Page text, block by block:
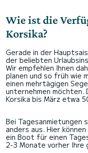
Wie ist die
Korsika?
Gerade in der
der beliebten
Wir empfehlen Ihnen
planen und so früh wie
einen mehrtägigen
unternehmen möchten.
Korsika bis März etwa
Bei
anders aus. Hier
ein Boot für einen
2-3 Monate vorher Ihre